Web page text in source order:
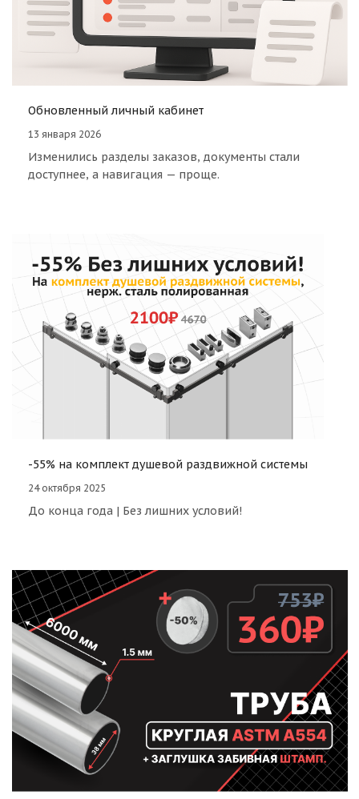
Обновленный личный кабинет
13 января 2026
Изменились разделы заказов, документы стали
доступнее, а навигация — проще.
-55% на комплект душевой раздвижной системы
24 октября 2025
До конца года | Без лишних условий!